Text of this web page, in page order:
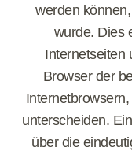
werden
wurde. Dies
Internetseiten
Browser der
unterscheiden.
über die